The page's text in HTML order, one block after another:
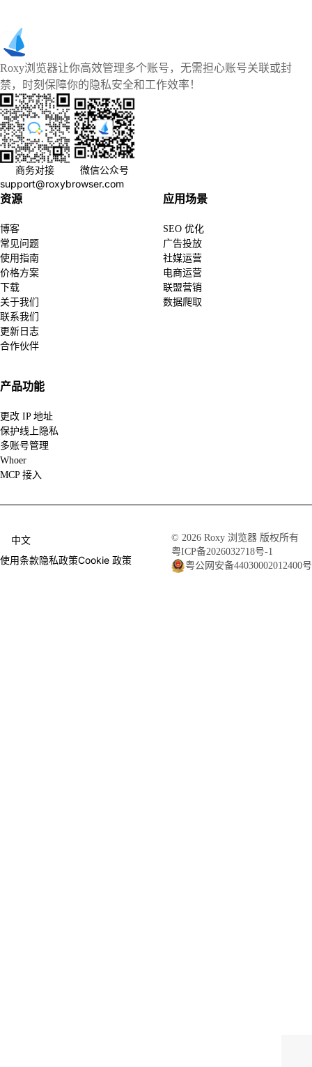
Roxy浏览器让你高效管理多个账号，无需担心账号关联或封
禁，时刻保障你的隐私安全和工作效率！
商务对接
微信公众号
support@roxybrowser.com
资源
博客
常见问题
使用指南
价格方案
下载
关于我们
联系我们
更新日志
合作伙伴
应用场景
SEO 优化
广告投放
社媒运营
电商运营
联盟营销
数据爬取
产品功能
更改 IP 地址
保护线上隐私
多账号管理
Whoer
MCP 接入
中文
使用条款隐私政策Cookie 政策
© 2026 Roxy 浏览器 版权所有
粤ICP备2026032718号-1
粤公网安备44030002012400号